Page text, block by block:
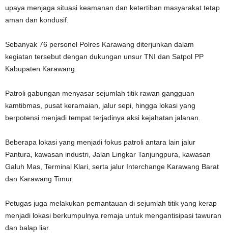
upaya menjaga situasi keamanan dan ketertiban masyarakat tetap
aman dan kondusif.
‎Sebanyak 76 personel Polres Karawang diterjunkan dalam
kegiatan tersebut dengan dukungan unsur TNI dan Satpol PP
Kabupaten Karawang.
‎Patroli gabungan menyasar sejumlah titik rawan gangguan
kamtibmas, pusat keramaian, jalur sepi, hingga lokasi yang
berpotensi menjadi tempat terjadinya aksi kejahatan jalanan.
‎Beberapa lokasi yang menjadi fokus patroli antara lain jalur
Pantura, kawasan industri, Jalan Lingkar Tanjungpura, kawasan
Galuh Mas, Terminal Klari, serta jalur Interchange Karawang Barat
dan Karawang Timur.
‎Petugas juga melakukan pemantauan di sejumlah titik yang kerap
menjadi lokasi berkumpulnya remaja untuk mengantisipasi tawuran
dan balap liar.